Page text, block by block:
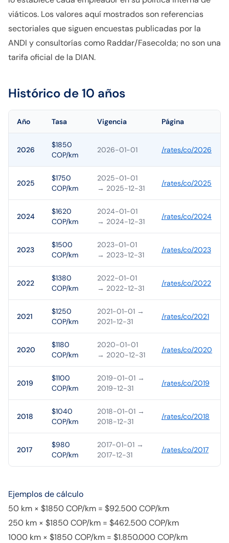
viáticos. Los valores aquí mostrados son referencias
sectoriales que siguen encuestas publicadas por la
ANDI y consultorías como Raddar/Fasecolda; no son una
tarifa oficial de la DIAN.
Histórico de 10 años
Año Tasa Vigencia Página
2026
$1850
COP/km
2026-01-01 /rates/co/2026
2025
$1750
COP/km
2025-01-01
→ 2025-12-31
/rates/co/2025
2024
$1620
COP/km
2024-01-01
→ 2024-12-31
/rates/co/2024
2023
$1500
COP/km
2023-01-01
→ 2023-12-31
/rates/co/2023
2022
$1380
COP/km
2022-01-01
→ 2022-12-31
/rates/co/2022
2021
$1250
COP/km
2021-01-01 →
2021-12-31
/rates/co/2021
2020
$1180
COP/km
2020-01-01
→ 2020-12-31
/rates/co/2020
2019
$1100
COP/km
2019-01-01 →
2019-12-31
/rates/co/2019
2018
$1040
COP/km
2018-01-01 →
2018-12-31
/rates/co/2018
2017
$980
COP/km
2017-01-01 →
2017-12-31
/rates/co/2017
Ejemplos de cálculo
50 km × $1850 COP/km = $92.500 COP/km
250 km × $1850 COP/km = $462.500 COP/km
1000 km × $1850 COP/km = $1.850.000 COP/km